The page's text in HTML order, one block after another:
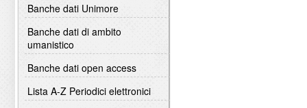
Banche dati Unimore
Banche dati di ambito
umanistico
Banche dati open access
Lista A-Z Periodici elettronici